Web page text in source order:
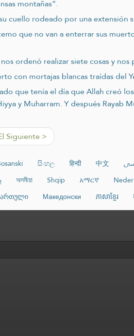
montañas”.
cuello rodeado por una extensión
que no van a enterrar sus
ordenó realizar siete cosas y
con mortajas blancas traídas del
que tenía el día que Allah creó
y Muharram. Y después Rayab
Siguiente >
සිංහල हिन्दी 中文
অসমীয়া Shqip አማርኛ
Македонски ភាសាខ្មែរ